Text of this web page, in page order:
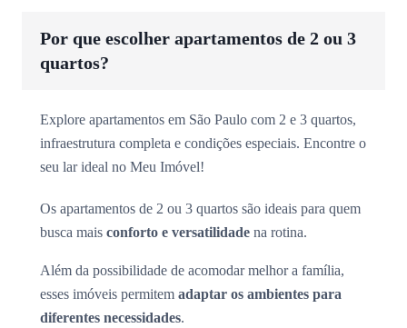
Por que escolher apartamentos de 2 ou 3
quartos?
Explore apartamentos em São Paulo com 2 e 3 quartos,
infraestrutura completa e condições especiais. Encontre o
seu lar ideal no Meu Imóvel!
Os apartamentos de 2 ou 3 quartos são ideais para quem
busca mais conforto e versatilidade na rotina.
Além da possibilidade de acomodar melhor a família,
esses imóveis permitem adaptar os ambientes para
diferentes necessidades.